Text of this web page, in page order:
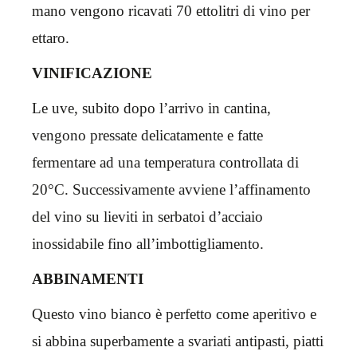
mano vengono ricavati 70 ettolitri di vino per
ettaro.
VINIFICAZIONE
Le uve, subito dopo l’arrivo in cantina,
vengono pressate delicatamente e fatte
fermentare ad una temperatura controllata di
20°C. Successivamente avviene l’affinamento
del vino su lieviti in serbatoi d’acciaio
inossidabile fino all’imbottigliamento.
ABBINAMENTI
Questo vino bianco è perfetto come aperitivo e
si abbina superbamente a svariati antipasti, piatti